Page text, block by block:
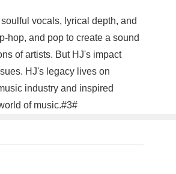
vocals, lyrical depth, and
hop, and pop to create a sound
of artists. But HJ's impact
HJ's legacy lives on
industry and inspired
of music.#3#